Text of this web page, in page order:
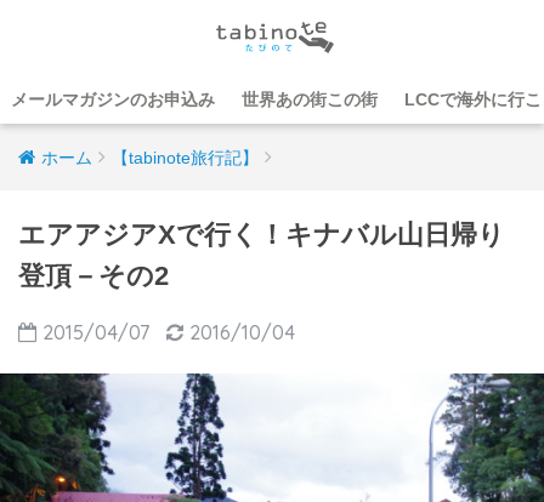
メールマガジンのお申込み 世界あの街この街 LCCで海外に行
ホーム 【tabinote旅行記】
エアアジアXで行く！キナバル山日帰り
登頂－その2
2015/04/07 2016/10/04